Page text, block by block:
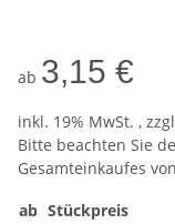
ab 3,15 €
inkl. 19% MwSt. ,
Bitte beachten Sie
Gesamteinkaufes
ab Stückpreis